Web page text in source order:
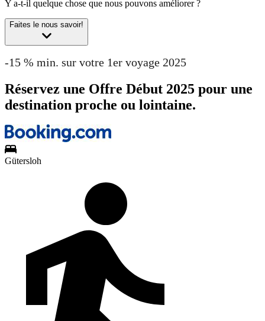
Y a-t-il quelque chose que nous pouvons améliorer ?
Faites le nous savoir!
-15 % min. sur votre 1er voyage 2025
Réservez une Offre Début 2025 pour une
destination proche ou lointaine.
Gütersloh